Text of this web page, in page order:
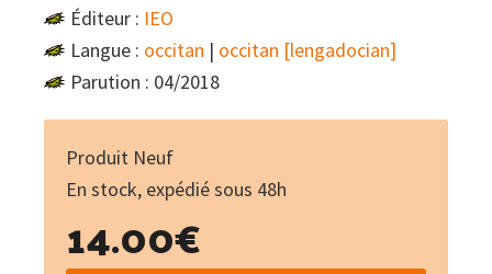
Éditeur : IEO
Langue : occitan | occitan [lengadocian]
Parution : 04/2018
Produit Neuf
En stock, expédié sous 48h
14.00€